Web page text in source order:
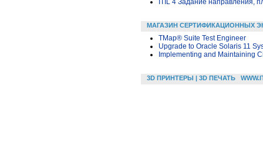
МАГАЗИН СЕРТИФИКАЦИОННЫХ
TMap® Suite Test Engineer
Upgrade to Oracle Solaris 11
Implementing and Maintaining
3D ПРИНТЕРЫ | 3D ПЕЧАТЬ